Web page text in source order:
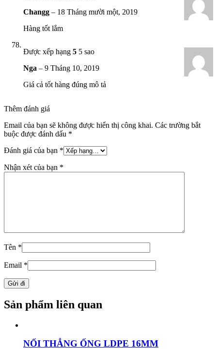
Changg – 18 Tháng mười một, 2019
Hàng tốt lắm
Được xếp hạng 5 5 sao
Nga – 9 Tháng 10, 2019
Giá cả tốt hàng đúng mô tả
Thêm đánh giá
Email của bạn sẽ không được hiển thị công khai. Các trường bắt
buộc được đánh dấu *
Đánh giá của bạn *
Nhận xét của bạn *
Tên *
Email *
Sản phẩm liên quan
NỐI THẲNG ỐNG LDPE 16MM